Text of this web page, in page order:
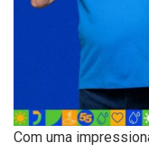
Com uma